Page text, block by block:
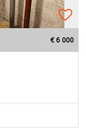
€ 6 000